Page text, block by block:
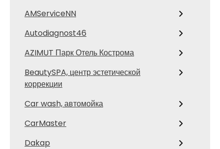
AMServiceNN
Autodiagnost46
AZIMUT Парк Отель Кострома
BeautySPA, центр эстетической
коррекции
Car wash, автомойка
CarMaster
Dakap